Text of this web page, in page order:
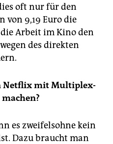
oft nur für den
von 9,19 Euro die
Arbeit im Kino den
des direkten
Netflix mit Multiplex-
es zweifelsohne kein
Dazu braucht man